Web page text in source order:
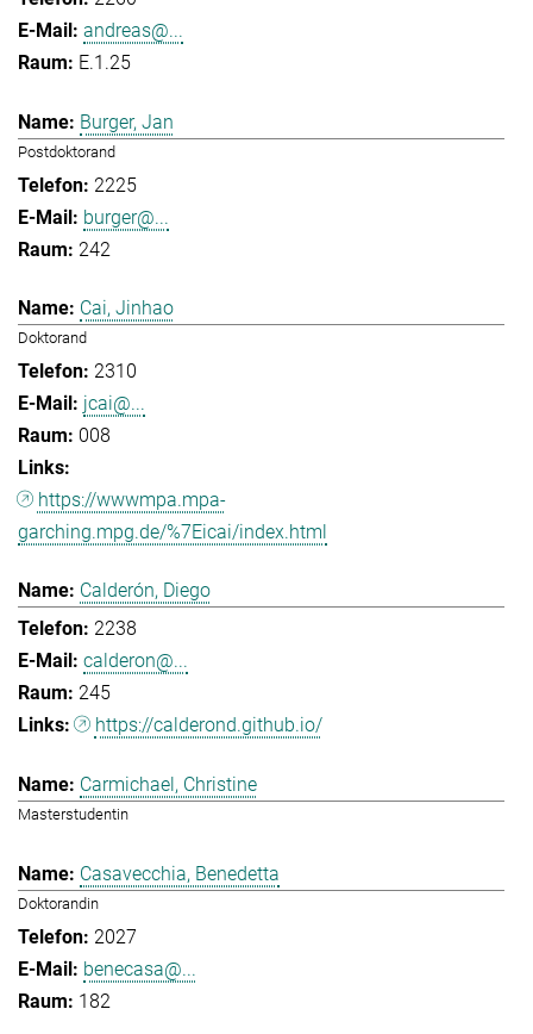
andreas@...
E.1.25
Burger, Jan
Postdoktorand
2225
burger@...
242
Cai, Jinhao
Doktorand
2310
jcai@...
008
https://wwwmpa.mpa-
garching.mpg.de/%7Eicai/index.html
Calderón, Diego
2238
calderon@...
245
https://calderond.github.io/
Carmichael, Christine
Masterstudentin
Casavecchia, Benedetta
Doktorandin
2027
benecasa@...
182